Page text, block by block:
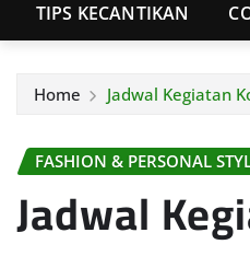
TIPS KECANTIKAN
Home Jadwal Kegiatan
FASHION & PERSONAL
Jadwal